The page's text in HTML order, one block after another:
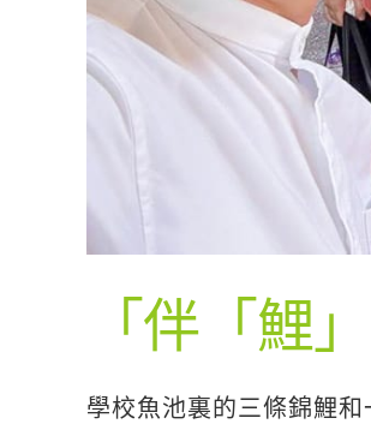
「伴「鯉
學校魚池裏的三條錦鯉